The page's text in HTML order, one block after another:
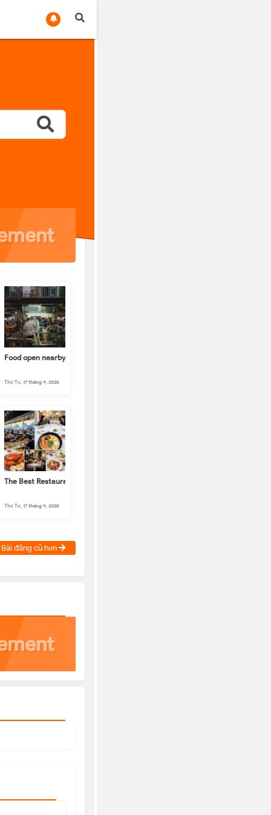
Find
nearby me
Food open nearby me in Singapore
Thứ Tư, 17 tháng 9, 2025
Your Guide to Nearby me
The Best Restaurants in Singapore Nearby me: A Culinary Guide
Thứ Tư, 17 tháng 9, 2025
Bài đăng cũ hơn